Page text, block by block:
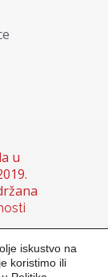
u
&
iskustvo na
koristimo ili